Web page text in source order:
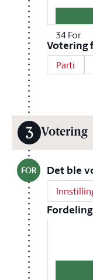
34For
Votering
Parti
3 Votering
FOR Det ble
Fordeling